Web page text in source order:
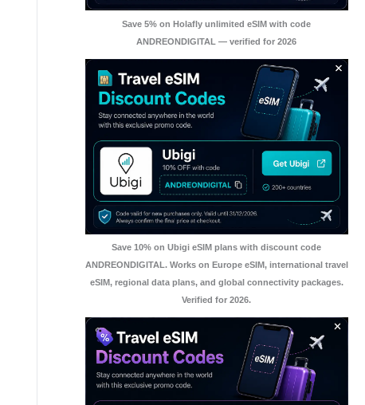
Save 5% on Holafly unlimited eSIM with code
ANDREONDIGITAL — verified for 2026
Save 10% on Ubigi eSIM plans with discount code
ANDREONDIGITAL. Works on Europe eSIM, international travel
eSIM, regional data plans, and global connectivity packages.
Verified for 2026.